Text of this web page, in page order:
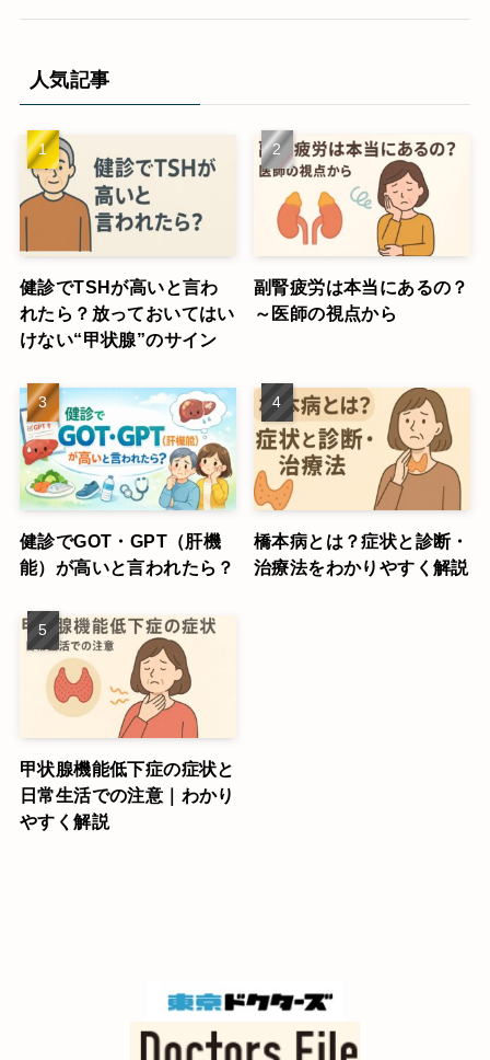
人気記事
健診でTSHが高いと言わ
れたら？放っておいてはい
けない“甲状腺”のサイン
副腎疲労は本当にあるの？
～医師の視点から
健診でGOT・GPT（肝機
能）が高いと言われたら？
橋本病とは？症状と診断・
治療法をわかりやすく解説
甲状腺機能低下症の症状と
日常生活での注意｜わかり
やすく解説